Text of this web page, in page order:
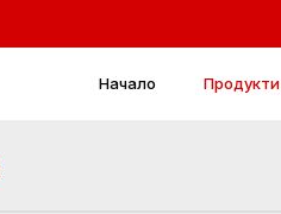
Начало Продукти